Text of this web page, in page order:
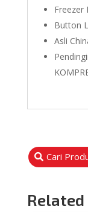
Freezer
Button
Asli
Cari